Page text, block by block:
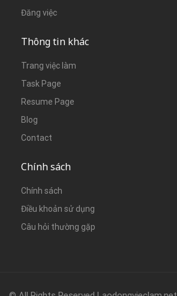
Đăng việc
Thông tin khác
Trang việc làm
Task Page
Resume Page
Blog
Contact
Chính sách
Chính sách
Điều khoản sử dụng
Câu hỏi thường gặp